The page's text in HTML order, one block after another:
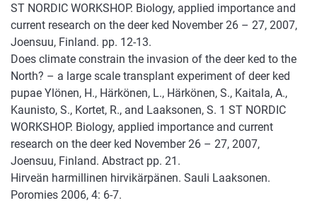
ST NORDIC WORKSHOP. Biology, applied importance and
current research on the deer ked November 26 – 27, 2007,
Joensuu, Finland. pp. 12-13.
Does climate constrain the invasion of the deer ked to the
North? – a large scale transplant experiment of deer ked
pupae Ylönen, H., Härkönen, L., Härkönen, S., Kaitala, A.,
Kaunisto, S., Kortet, R., and Laaksonen, S. 1 ST NORDIC
WORKSHOP. Biology, applied importance and current
research on the deer ked November 26 – 27, 2007,
Joensuu, Finland. Abstract pp. 21.
Hirveän harmillinen hirvikärpänen. Sauli Laaksonen.
Poromies 2006, 4: 6-7.